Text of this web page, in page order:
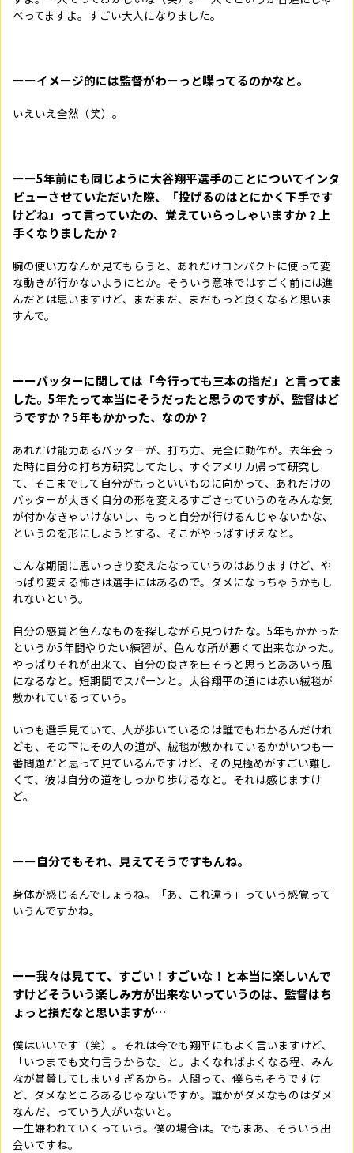
べってますよ。すごい大人になりました。
ーーイメージ的には監督がわーっと喋ってるのかなと。
いえいえ全然（笑）。
ーー5年前にも同じように大谷翔平選手のことについてインタ
ビューさせていただいた際、「投げるのはとにかく下手です
けどね」って言っていたの、覚えていらっしゃいますか？上
手くなりましたか？
腕の使い方なんか見てもらうと、あれだけコンパクトに使って変
な動きが行かないようにとか。そういう意味ではすごく前には進
んだとは思いますけど、まだまだ、まだもっと良くなると思いま
すんで。
ーーバッターに関しては「今行っても三本の指だ」と言ってま
した。5年たって本当にそうだったと思うのですが、監督はど
うですか？5年もかかった、なのか？
あれだけ能力あるバッターが、打ち方、完全に動作が。去年会っ
た時に自分の打ち方研究してたし、すぐアメリカ帰って研究し
て、そこまでして自分がもっといいものに向かって、あれだけの
バッターが大きく自分の形を変えるすごさっていうのをみんな気
が付かなきゃいけないし、もっと自分が行けるんじゃないかな、
というのを形にしようとする、そこがやっぱすげえなと。
こんな期間に思いっきり変えたなっていうのはありますけど、や
っぱり変える怖さは選手にはあるので。ダメになっちゃうかもし
れないという。
自分の感覚と色んなものを探しながら見つけたな。5年もかかった
というか5年間やりたい練習が、色んな所が悪くて出来なかった。
やっぱりそれが出来て、自分の良さを出そうと思うとああいう風
になるなと。短期間でスパーンと。大谷翔平の道には赤い絨毯が
敷かれているっていう。
いつも選手見ていて、人が歩いているのは誰でもわかるんだけれ
ども、その下にその人の道が、絨毯が敷かれているかがいつも一
番問題だと思って見ているんですけど、その見極めがすごい難し
くて、彼は自分の道をしっかり歩けるなと。それは感じますけ
ど。
ーー自分でもそれ、見えてそうですもんね。
身体が感じるんでしょうね。「あ、これ違う」っていう感覚って
いうんですかね。
ーー我々は見てて、すごい！すごいな！と本当に楽しいんで
すけどそういう楽しみ方が出来ないっていうのは、監督はち
ょっと損だなと思いますが…
僕はいいです（笑）。それは今でも翔平にもよく言いますけど、
「いつまでも文句言うからな」と。よくなればよくなる程、みん
なが賞賛してしまいすぎるから。人間って、僕らもそうですけ
ど、ダメなところあるじゃないですか。誰かがダメなものはダメ
なんだ、っていう人がいないと。
一生嫌われていくっていう。僕の場合は。でもまあ、そういう出
会いですね。